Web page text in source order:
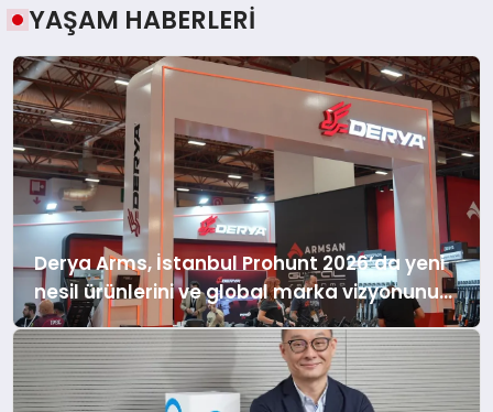
YAŞAM HABERLERİ
Derya Arms, İstanbul Prohunt 2026’da yeni
nesil ürünlerini ve global marka vizyonunu
sergiledi